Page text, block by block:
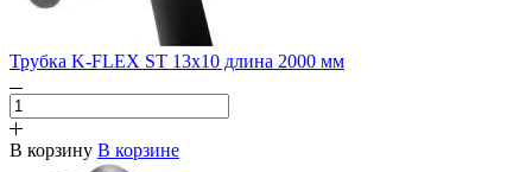
Трубка K-FLEX ST 13х10 длина 2000 мм
В корзину В корзине